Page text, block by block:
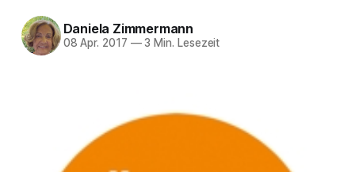
Daniela Zimmermann
08 Apr. 2017 —3 Min. Lesezeit